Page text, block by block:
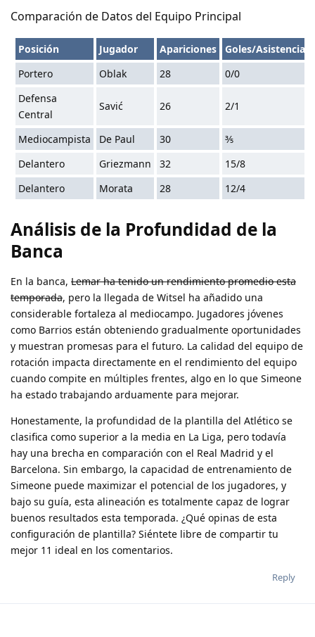
Comparación de Datos del Equipo Principal
Posición Jugador Apariciones
Goles/Asistencias
Portero
Oblak 28
0/0
Defensa
Central
Savić 26 2/1
Mediocampista De Paul 30
⅗
Delantero
Griezmann 32
15/8
Delantero
Morata 28 12/4
Análisis de la Profundidad de la
Banca
En la banca, Lemar ha tenido un rendimiento promedio esta
temporada, pero la llegada de Witsel ha añadido una
considerable fortaleza al mediocampo. Jugadores jóvenes
como Barrios están obteniendo gradualmente oportunidades
y muestran promesas para el futuro. La calidad del equipo de
rotación impacta directamente en el rendimiento del equipo
cuando compite en múltiples frentes, algo en lo que Simeone
ha estado trabajando arduamente para mejorar.
Honestamente, la profundidad de la plantilla del Atlético se
clasifica como superior a la media en La Liga, pero todavía
hay una brecha en comparación con el Real Madrid y el
Barcelona. Sin embargo, la capacidad de entrenamiento de
Simeone puede maximizar el potencial de los jugadores, y
bajo su guía, esta alineación es totalmente capaz de lograr
buenos resultados esta temporada. ¿Qué opinas de esta
configuración de plantilla? Siéntete libre de compartir tu
mejor 11 ideal en los comentarios.
Reply